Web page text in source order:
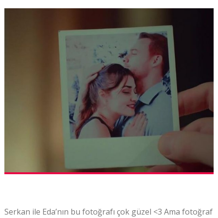
Serkan ile Eda’nın bu fotoğrafı çok güzel <3 Ama fotoğraf